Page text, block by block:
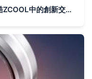
智能戒指產品動畫 探索大水ju-站酷ZCOOL中的創新交互藝術